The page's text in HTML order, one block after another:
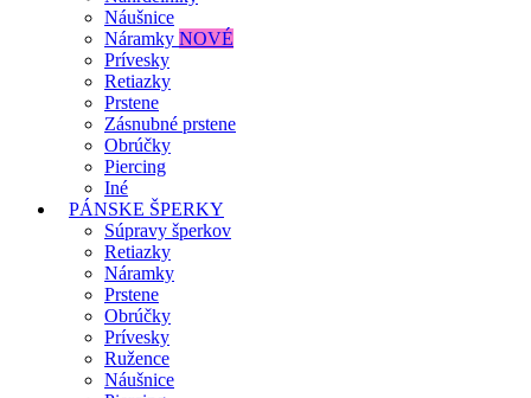
Náušnice
Náramky NOVÉ
Prívesky
Retiazky
Prstene
Zásnubné prstene
Obrúčky
Piercing
Iné
PÁNSKE ŠPERKY
Súpravy šperkov
Retiazky
Náramky
Prstene
Obrúčky
Prívesky
Ružence
Náušnice